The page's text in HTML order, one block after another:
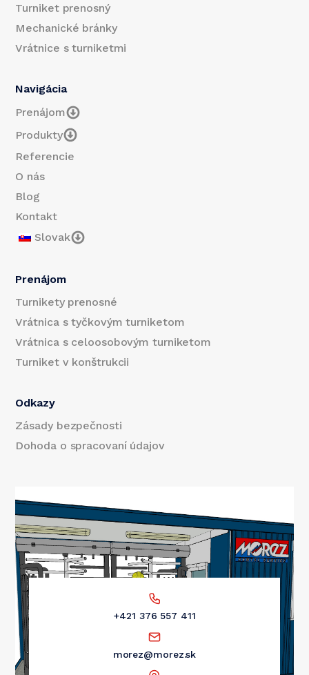
Turniket prenosný
Mechanické bránky
Vrátnice s turniketmi
Navigácia
Prenájom
Produkty
Referencie
O nás
Blog
Kontakt
Slovak
Prenájom
Turnikety prenosné
Vrátnica s tyčkovým turniketom
Vrátnica s celoosobovým turniketom
Turniket v konštrukcii
Odkazy
Zásady bezpečnosti
Dohoda o spracovaní údajov
+421 376 557 411
morez@morez.sk